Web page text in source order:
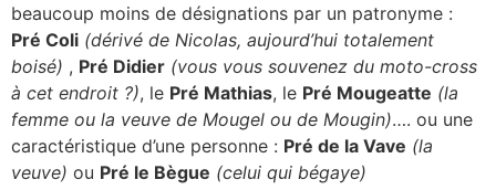
beaucoup moins de désignations par un patronyme :
Pré Coli (dérivé de Nicolas, aujourd’hui totalement
boisé) , Pré Didier (vous vous souvenez du moto-cross
à cet endroit ?), le Pré Mathias, le Pré Mougeatte (la
femme ou la veuve de Mougel ou de Mougin)…. ou une
caractéristique d’une personne : Pré de la Vave (la
veuve) ou Pré le Bègue (celui qui bégaye)